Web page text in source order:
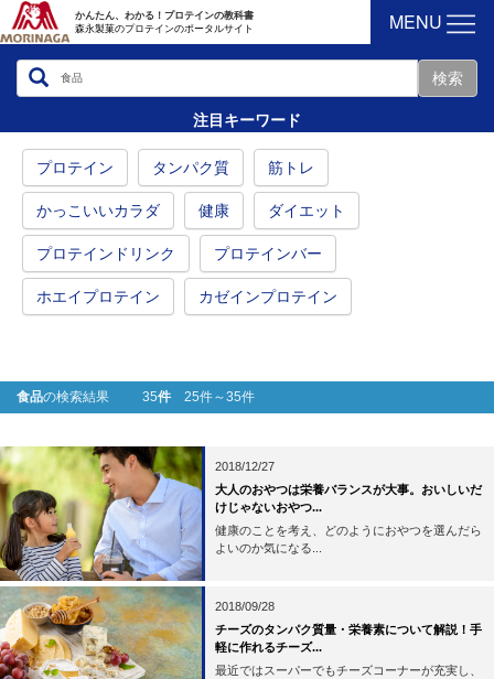
かんたん、わかる！プロテインの教科書
森永製菓のプロテインのポータルサイト
MENU
注目キーワード
プロテイン タンパク質 筋トレ
かっこいいカラダ 健康 ダイエット
プロテインドリンク プロテインバー
ホエイプロテイン カゼインプロテイン
食品の検索結果 35件 25件～35件
2018/12/27
大人のおやつは栄養バランスが大事。おいしいだ
けじゃないおやつ...
健康のことを考え、どのようにおやつを選んだら
よいのか気になる...
2018/09/28
チーズのタンパク質量・栄養素について解説！手
軽に作れるチーズ...
最近ではスーパーでもチーズコーナーが充実し、